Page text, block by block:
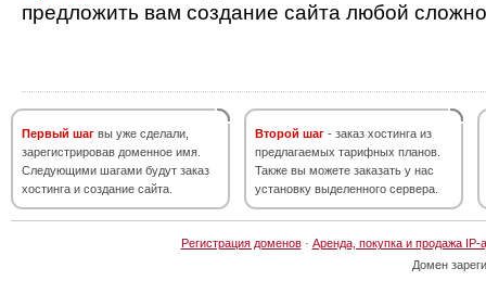
предложить вам создание сайта любой
Первый шаг вы уже сделали,
зарегистрировав доменное имя.
Следующими шагами будут заказ
хостинга и создание сайта.
Второй шаг - заказ хостинга из
предлагаемых тарифных планов.
Также вы можете заказать у нас
установку выделенного сервера.
Регистрация доменов· Аренда, покупка и продажа IP-
Домен